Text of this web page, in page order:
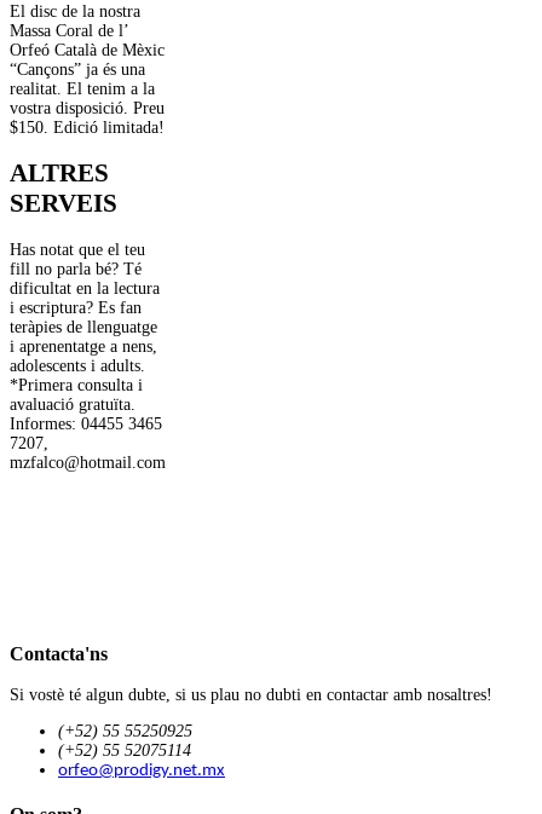
El disc de la nostra
Massa Coral de l’
Orfeó Català de Mèxic
“Cançons” ja és una
realitat. El tenim a la
vostra disposició. Preu
$150. Edició limitada!
ALTRES
SERVEIS
Has notat que el teu
fill no parla bé? Té
dificultat en la lectura
i escriptura? Es fan
teràpies de llenguatge
i aprenentatge a nens,
adolescents i adults.
*Primera consulta i
avaluació gratuïta.
Informes: 04455 3465
7207,
mzfalco@hotmail.com
Contacta'ns
Si vostè té algun dubte, si us plau no dubti en contactar amb nosaltres!
(+52) 55 55250925
(+52) 55 52075114
orfeo@prodigy.net.mx